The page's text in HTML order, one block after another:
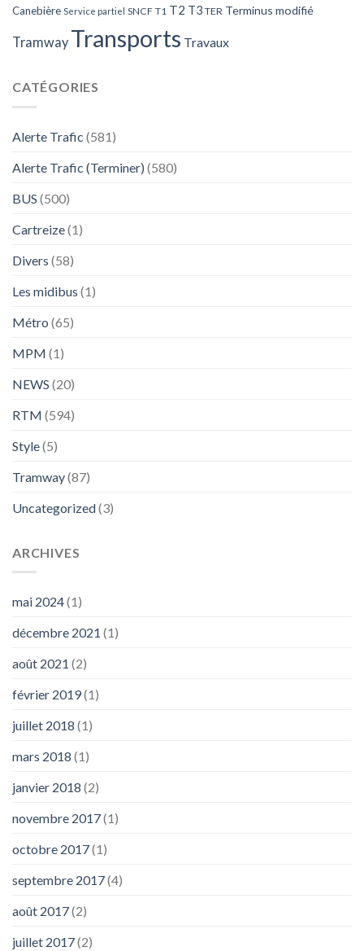
Canebière Service partiel SNCF T1 T2 T3 TER Terminus modifié
Tramway Transports Travaux
CATÉGORIES
Alerte Trafic (581)
Alerte Trafic (Terminer) (580)
BUS (500)
Cartreize(1)
Divers (58)
Les midibus (1)
Métro (65)
MPM (1)
NEWS (20)
RTM (594)
Style(5)
Tramway(87)
Uncategorized(3)
ARCHIVES
mai 2024(1)
décembre 2021 (1)
août 2021 (2)
février 2019(1)
juillet 2018 (1)
mars 2018 (1)
janvier 2018 (2)
novembre 2017(1)
octobre 2017(1)
septembre 2017(4)
août 2017(2)
juillet 2017(2)